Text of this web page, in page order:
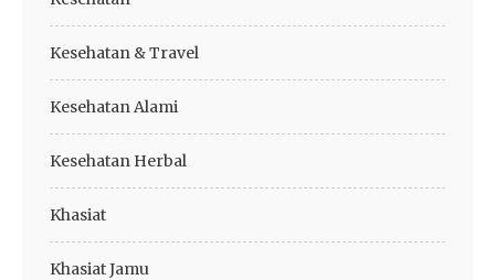
Kesehatan & Travel
Kesehatan Alami
Kesehatan Herbal
Khasiat
Khasiat Jamu